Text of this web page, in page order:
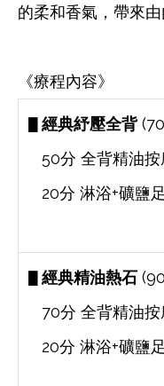
的柔和香氣，帶來由
《療程內容》
▋經典紓壓全背
50分 全背精油按
20分 淋浴+礦鹽
▋經典精油熱石
70分 全背精油按
20分 淋浴+礦鹽